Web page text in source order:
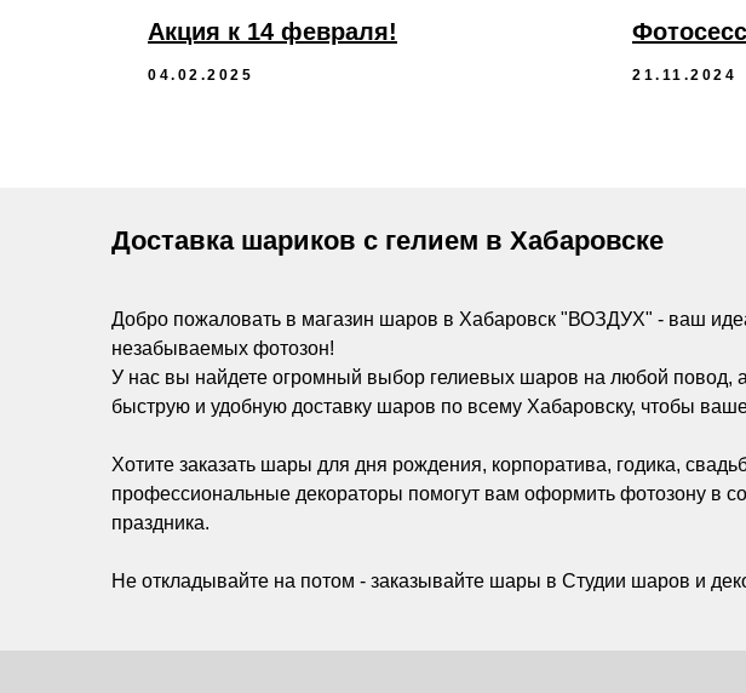
Акция к 14 февраля!
04.02.2025 21.11.2024
Доставка шариков с гелием в Хабаровске
Добро пожаловать в магазин шаров в Хабаровск "ВОЗДУХ" - ваш
незабываемых фотозон!
У нас вы найдете огромный выбор гелиевых шаров на любой
быструю и удобную доставку шаров по всему Хабаровску, чтобы
Хотите заказать шары для дня рождения, корпоратива, годика,
профессиональные декораторы помогут вам оформить фотозону в
праздника.
Не откладывайте на потом - заказывайте шары в Студии шаров и